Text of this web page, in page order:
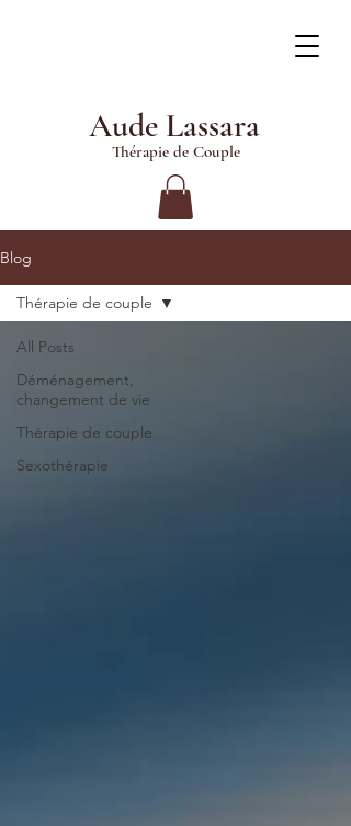
Aude Lassara
Thérapie de Couple
Blog
All Posts
Déménagement,
changement de vie
Thérapie de couple
Sexothérapie
Thérapie de couple